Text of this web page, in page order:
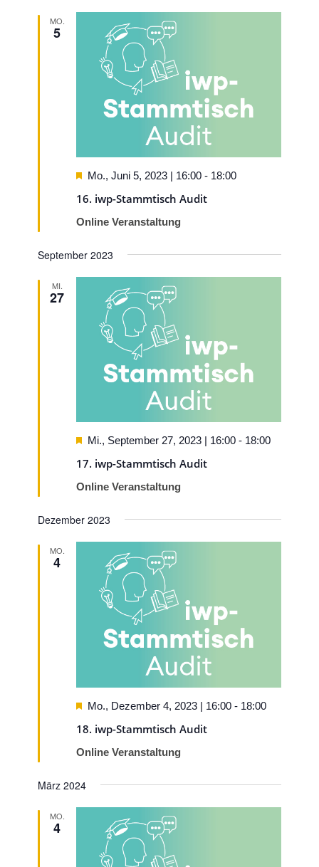
MO.
5
16. iwp-Stammtisch Audit
Hervorgehoben
Mo., Juni 5, 2023 | 16:00 - 18:00
Online Veranstaltung
September 2023
MI.
27
17. iwp-Stammtisch Audit
Hervorgehoben
Mi., September 27, 2023 | 16:00 - 18:00
Online Veranstaltung
Dezember 2023
MO.
4
18. iwp-Stammtisch Audit
Hervorgehoben
Mo., Dezember 4, 2023 | 16:00 - 18:00
Online Veranstaltung
März 2024
MO.
4